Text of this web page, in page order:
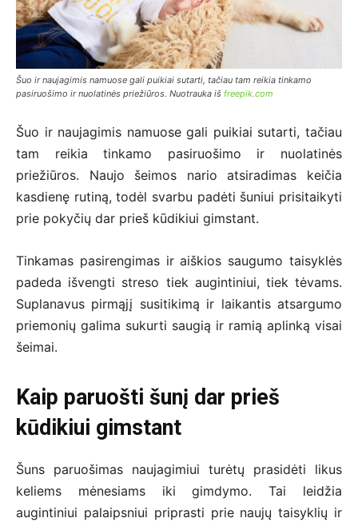
Šuo ir naujagimis namuose gali puikiai sutarti, tačiau tam reikia tinkamo
pasiruošimo ir nuolatinės priežiūros. Nuotrauka iš freepik.com
Šuo ir naujagimis namuose gali puikiai sutarti, tačiau
tam reikia tinkamo pasiruošimo ir nuolatinės
priežiūros. Naujo šeimos nario atsiradimas keičia
kasdienę rutiną, todėl svarbu padėti šuniui prisitaikyti
prie pokyčių dar prieš kūdikiui gimstant.
Tinkamas pasirengimas ir aiškios saugumo taisyklės
padeda išvengti streso tiek augintiniui, tiek tėvams.
Suplanavus pirmąjį susitikimą ir laikantis atsargumo
priemonių galima sukurti saugią ir ramią aplinką visai
šeimai.
Kaip paruošti šunį dar prieš
kūdikiui gimstant
Šuns paruošimas naujagimiui turėtų prasidėti likus
keliems mėnesiams iki gimdymo. Tai leidžia
augintiniui palaipsniui priprasti prie naujų taisyklių ir